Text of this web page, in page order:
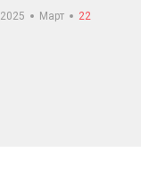
2025 Март 22